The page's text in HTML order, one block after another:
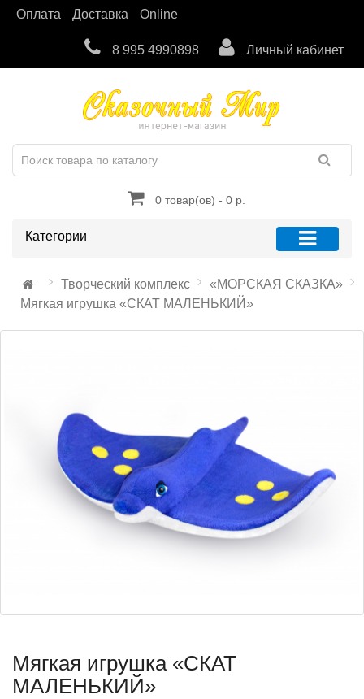
Оплата Доставка Online
8 995 4990898 Личный кабинет
0 товар(ов) - 0 р.
Категории
Творческий комплекс
«МОРСКАЯ СКАЗКА»
Мягкая игрушка «СКАТ МАЛЕНЬКИЙ»
Мягкая игрушка «СКАТ
МАЛЕНЬКИЙ»